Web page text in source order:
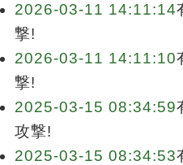
2026-03-11 14:11:14
撃!
2026-03-11 14:11:10
撃!
2025-03-15 08:34:59
攻撃!
2025-03-15 08:34:53